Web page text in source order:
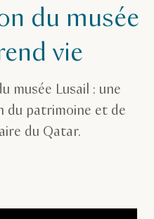
du musée
vie
musée Lusail : une
du patrimoine et de
du Qatar.